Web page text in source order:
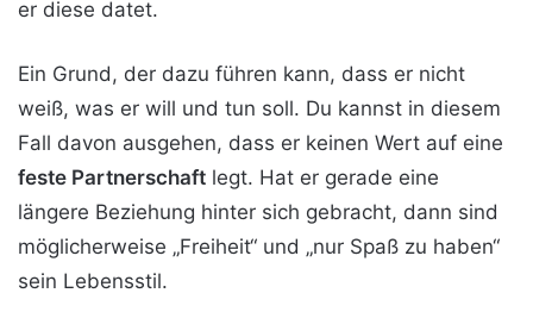
er diese datet.
Ein Grund, der dazu führen kann, dass er nicht
weiß, was er will und tun soll. Du kannst in diesem
Fall davon ausgehen, dass er keinen Wert auf eine
feste Partnerschaft legt. Hat er gerade eine
längere Beziehung hinter sich gebracht, dann sind
möglicherweise „Freiheit“ und „nur Spaß zu haben“
sein Lebensstil.